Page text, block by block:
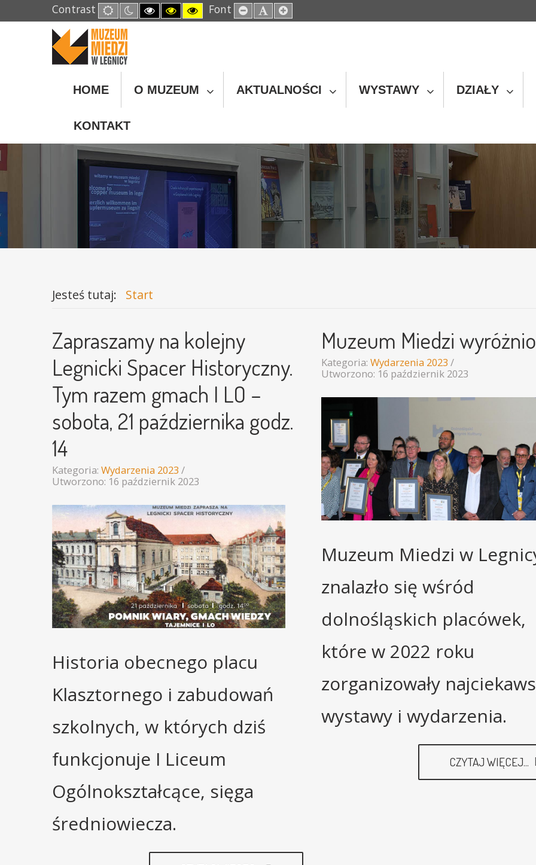
Contrast Default
mode
Night
mode
High
Contrast
High
Contrast
High
Contrast
Font Set
Smaller
Set
Default
Set
Larger
HOME O MUZEUM AKTUALNOŚCI WYSTAWY DZIAŁY
KONTAKT
Jesteś tutaj: Start
Zapraszamy na kolejny
Legnicki Spacer Historyczny.
Tym razem gmach I LO –
sobota, 21 października godz.
14
Kategoria: Wydarzenia 2023
Utworzono: 16 październik 2023
Historia obecnego placu
Klasztornego i zabudowań
szkolnych, w których dziś
funkcjonuje I Liceum
Ogólnokształcące, sięga
średniowiecza.
Muzeum Miedzi
Kategoria: Wydarzenia 2023
Utworzono: 16 październik 2023
Muzeum Miedzi w
znalazło się wśród
dolnośląskich placówek,
które w 2022 roku
zorganizowały
wystawy i wydarzenia.
CZYTAJ WIĘCEJ...